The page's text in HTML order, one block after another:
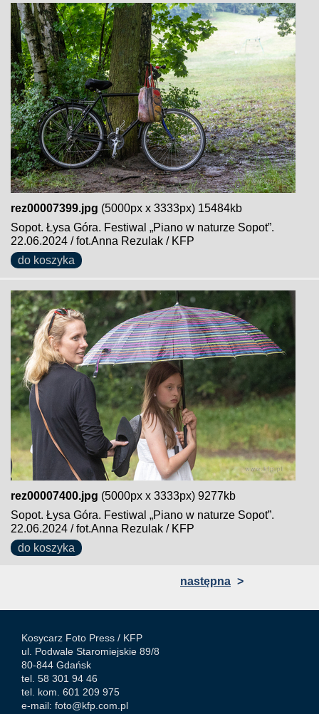
rez00007399.jpg (5000px x 3333px) 15484kb
Sopot. Łysa Góra. Festiwal „Piano w naturze Sopot”.
22.06.2024 / fot.Anna Rezulak / KFP
do koszyka
rez00007400.jpg (5000px x 3333px) 9277kb
Sopot. Łysa Góra. Festiwal „Piano w naturze Sopot”.
22.06.2024 / fot.Anna Rezulak / KFP
do koszyka
następna >
Kosycarz Foto Press / KFP
ul. Podwale Staromiejskie 89/8
80-844 Gdańsk
tel. 58 301 94 46
tel. kom. 601 209 975
e-mail: foto@kfp.com.pl